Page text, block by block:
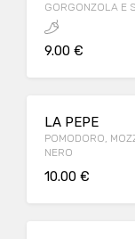
GORGONZOLA E
9.00 €
LA PEPE
POMODORO,
NERO
10.00 €